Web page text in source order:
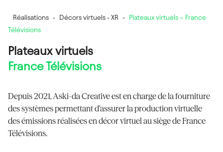
Réalisations - Décors virtuels - XR -
Plateaux virtuels – France
Télévisions
Plateaux virtuels
France Télévisions
Depuis 2021, Aski-da Creative est en charge de la fourniture
des systèmes permettant d’assurer la production virtuelle
des émissions réalisées en décor virtuel au siège de France
Télévisions.